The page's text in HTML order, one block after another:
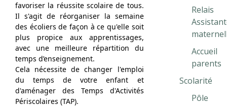
favoriser la réussite scolaire de tous.
Il s'agit de réorganiser la semaine
des écoliers de façon à ce qu'elle soit
plus propice aux apprentissages,
avec une meilleure répartition du
temps d’enseignement.
Cela nécessite de changer l'emploi
du temps de votre enfant et
d'aménager des Temps d'Activités
Périscolaires (TAP).
Relais
Accueil
parents
Scolarité
Pôle